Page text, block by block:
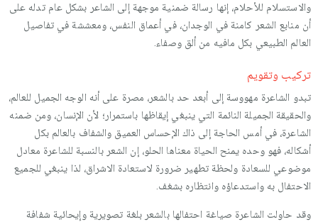
والاستسلام للأحلام، إنها رسالة ضمنية موجهة إلى الشاعر بشكل عام تدله على
أن منابع الشعر كامنة في الوجدان، في أعماق النفس، ومعششة في تفاصيل
العالم الطبيعي بكل مافيه من ألق وصفاء.
تركيب وتقويم
تبدو الشاعرة مهووسة إلى أبعد حد بالشعر، مصرة على أنه الوجه الجميل للعالم،
والحقيقة الجميلة النائمة التي ينبغي إيقاظها باستمرار؛ لأن الإنسان، ومن ضمنه
الشاعرة، في أمس الحاجة إلى ذاك الإحساس العميق والشفاف بالعالم بكل
أشكاله، فهو وحده يمنح الحياة معناها الحلو، إن الشعر بالنسبة للشاعرة معادل
موضوعي للسعادة ولحظة تطهير ضرورة لاستعادة الاشراق، لذا ينبغي للجميع
الاحتفال به واستدعاؤه وانتظاره بشغف.
وقد حاولت الشاعرة صياغة احتفالها بالشعر بلغة تصويرية وإيحائية شفافة